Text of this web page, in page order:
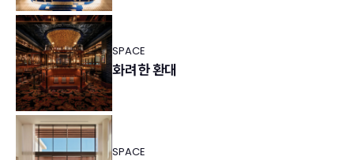
SPACE
화려한 환대
SPACE